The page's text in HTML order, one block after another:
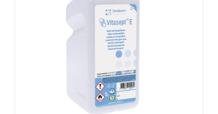
VALITSE VAIHTOEHDOISTA
TÄLLÄ
TUOTTEELLA
ON
USEAMPI
MUUNNELMA.
VOIT
TEHDÄ
VALINNAT
TUOTTEEN
SIVULLA.
LISÄTIEDOT